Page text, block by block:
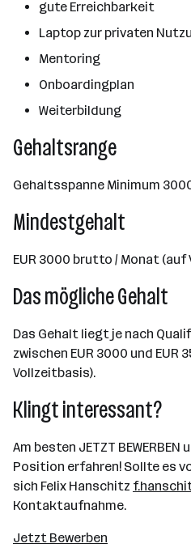
gute Erreichbarkeit
Laptop zur privaten
Mentoring
Onboardingplan
Weiterbildung
Gehaltsrange
Gehaltsspanne Minimum
Mindestgehalt
EUR 3000 brutto / Monat
Das mögliche Gehalt
Das Gehalt liegt je nach
zwischen EUR 3000 und
Vollzeitbasis).
Klingt interessant?
Am besten JETZT
Position erfahren! Sollte es
sich Felix Hanschitz
Kontaktaufnahme.
Jetzt Bewerben